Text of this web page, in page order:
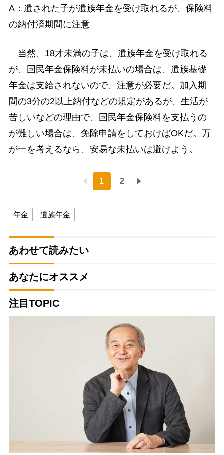
A：遺された子が遺族年金を受け取れるが、保険料
の納付済期間に注意
当然、18才未満の子は、遺族年金を受け取れる
が、国民年金保険料が未払いの場合は、遺族基礎
年金は支給されないので、注意が必要だ。加入期
間の3分の2以上納付などの規定があるが、生活が
苦しいなどの理由で、国民年金保険料を支払うの
が難しい場合は、免除申請をしておけばOKだ。万
が一を考えるなら、安易な未払いは避けよう。
1 2
年金 遺族年金
あわせて読みたい
あなたにオススメ
注目TOPIC